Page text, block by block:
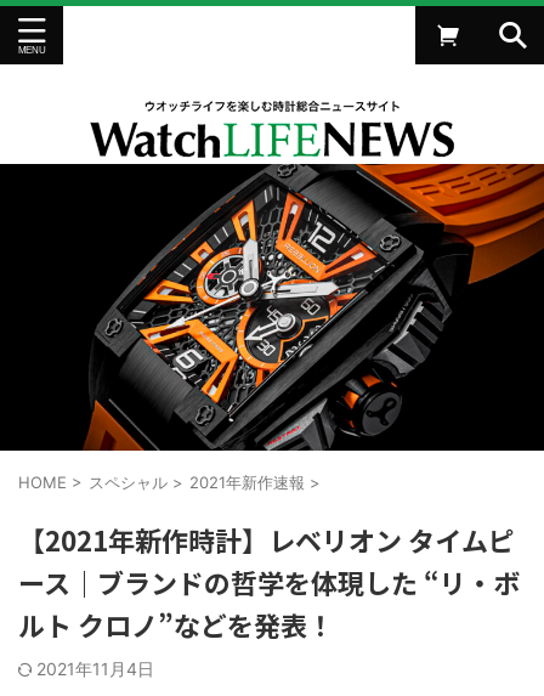
HOME > スペシャル > 2021年新作速報 >
【2021年新作時計】レベリオン タイムピ
ース｜ブランドの哲学を体現した “リ・ボ
ルト クロノ”などを発表！
2021年11月4日